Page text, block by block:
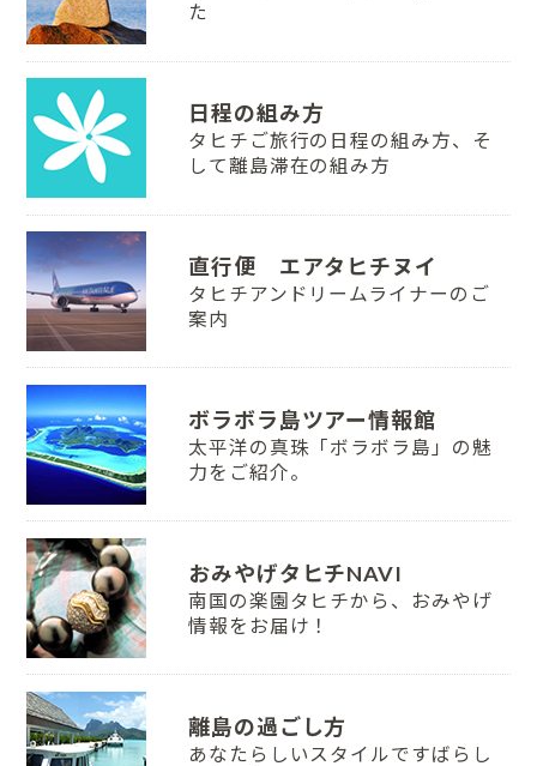
た
日程の組み方
タヒチご旅行の日程の組み方、そ
して離島滞在の組み方
直行便 エアタヒチヌイ
タヒチアンドリームライナーのご
案内
ボラボラ島ツアー情報館
太平洋の真珠「ボラボラ島」の魅
力をご紹介。
おみやげタヒチNAVI
南国の楽園タヒチから、おみやげ
情報をお届け！
離島の過ごし方
あなたらしいスタイルですばらし